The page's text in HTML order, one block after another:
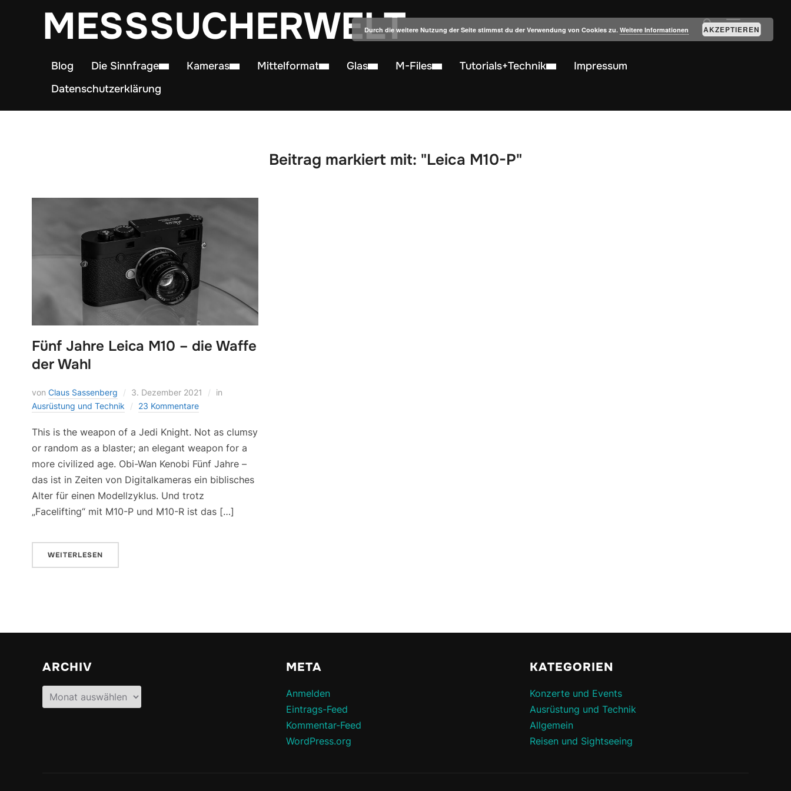
MESSSUCHERWELT
Blog Die Sinnfrage Kameras Mittelformat Glas M-Files Tutorials+Technik
Impressum
Datenschutzerklärung
Beitrag markiert mit: "Leica M10-P"
Fünf Jahre Leica M10 – die Waffe
der Wahl
von Claus Sassenberg 3. Dezember 2021
in
Ausrüstung und Technik
23 Kommentare
This is the weapon of a Jedi Knight. Not as clumsy
or random as a blaster; an elegant weapon for a
more civilized age. Obi-Wan Kenobi Fünf Jahre –
das ist in Zeiten von Digitalkameras ein biblisches
Alter für einen Modellzyklus. Und trotz
„Facelifting“ mit M10-P und M10-R ist das […]
WEITERLESEN
ARCHIV
Archiv
META
Anmelden
Eintrags-Feed
Kommentar-Feed
WordPress.org
KATEGORIEN
Konzerte und Events
Ausrüstung und Technik
Allgemein
Reisen und Sightseeing
Durch die weitere Nutzung der Seite stimmst du der Verwendung von Cookies zu. Weitere Informationen AKZEPTIEREN